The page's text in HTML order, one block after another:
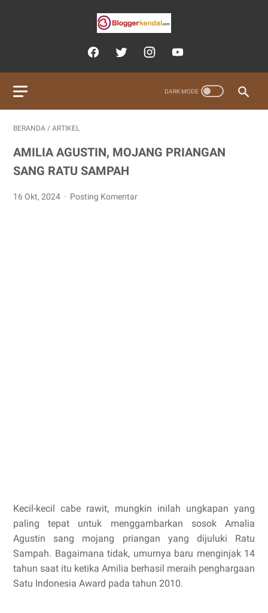
BERANDA / ARTIKEL
AMILIA AGUSTIN, MOJANG PRIANGAN
SANG RATU SAMPAH
16 Okt, 2024 Posting Komentar
Kecil-kecil cabe rawit, mungkin inilah ungkapan yang
paling tepat untuk menggambarkan sosok Amalia
Agustin sang mojang priangan yang dijuluki Ratu
Sampah. Bagaimana tidak, umurnya baru menginjak 14
tahun saat itu ketika Amilia berhasil meraih penghargaan
Satu Indonesia Award pada tahun 2010.